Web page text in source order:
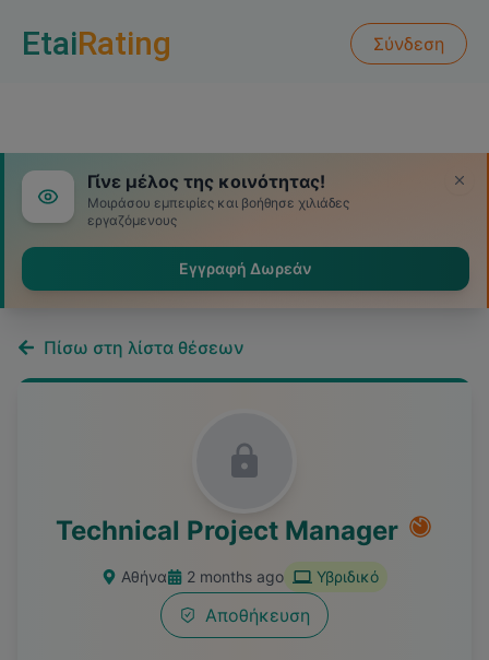
EtaiRating Σύνδεση
Γίνε μέλος της κοινότητας!
Μοιράσου εμπειρίες και βοήθησε χιλιάδες
εργαζόμενους
Εγγραφή Δωρεάν
Πίσω στη λίστα θέσεων
Technical Project Manager
Αθήνα 2 months ago Υβριδικό
Αποθήκευση